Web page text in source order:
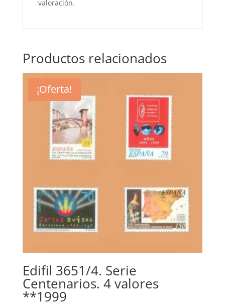
valoración.
Productos relacionados
¡Oferta!
Edifil 3651/4. Serie
Centenarios. 4 valores
**1999